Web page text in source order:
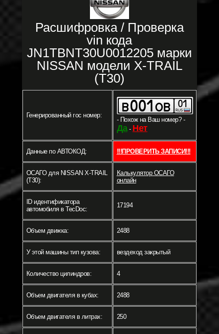
Расшифровка / Проверка
vin кода
JN1TBNT30U0012205 марки
NISSAN модели X-TRAIL
(T30)
Генерированный гос номер:
- Похож на Ваш номер? -
Да- Нет
Данные по АВТОКОД: !!!ПРОВЕРИТЬ ЗАПИСИ!!!
ОСАГО для NISSAN X-TRAIL
(T30):
Калькулятор ОСАГО
онлайн
ID идентификатора
автомобиля в TecDoc:
17194
Объем движка: 2488
У этой машины тип кузова: вездеход закрытый
Количество цилиндров: 4
Объем двигателя в кубах: 2488
Объем двигателя в литрах: 250